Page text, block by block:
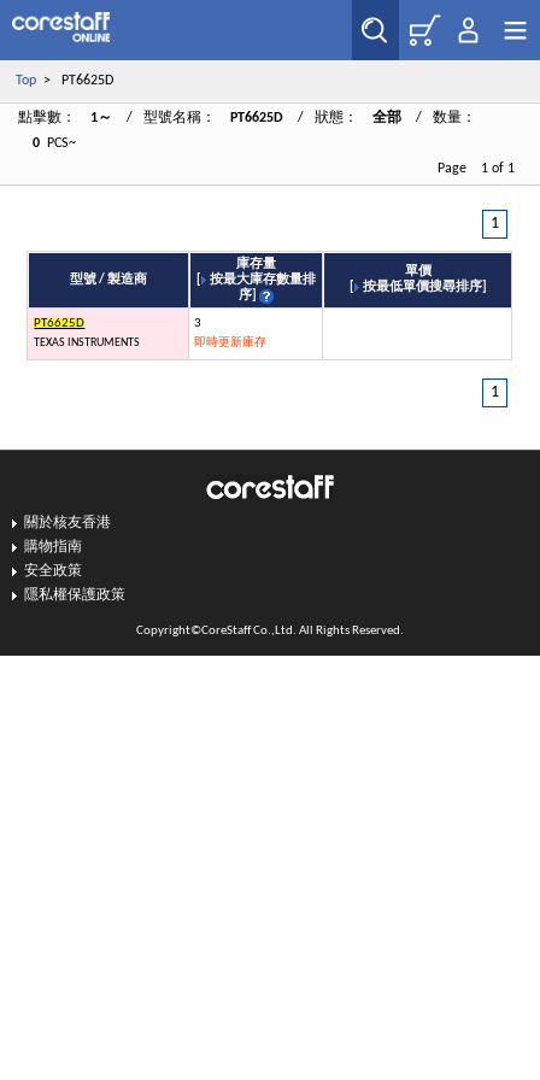
Top> PT6625D
點擊數： 1～ / 型號名稱： PT6625D / 狀態： 全部
/ 数量：
0
PCS~
Page 1 of 1
1
型號 / 製造商
庫存量
[
按最大庫存數量排
序
單價
按最低單價搜尋排序]
PT6625D
TEXAS INSTRUMENTS
3
即時更新庫存
1
關於核友香港
購物指南
安全政策
隱私權保護政策
Copyright©CoreStaff Co.,Ltd. All Rights Reserved.